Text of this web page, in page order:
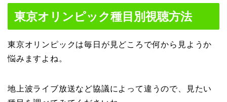
東京オリンピック種目別視聴方法
東京オリンピックは毎日が見どころで何から見ようか
悩みますよね。
地上波ライブ放送など協議によって違うので、見たい